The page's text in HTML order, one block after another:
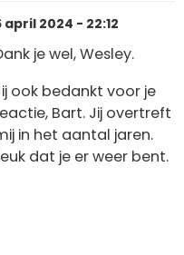
april 2024 - 22:12
je wel, Wesley.
ook bedankt voor je
Bart. Jij overtreft
in het aantal jaren.
dat je er weer bent.